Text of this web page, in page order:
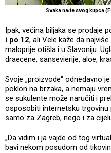
Svaka nađe svog kupca
Ipak, većina biljaka se prodaje
i po 12, ali Vele kaže da
maloprije otišla i u Slavoniju.
draecene, sansevierije, aloe,
Svoje „proizvode“ odnedavno
poklon na brzaka, a nemaju
se sukulente može naručiti i
osposobiti internetsku trgovinu
samo za Zagreb, nego i za
„Da vidim i ja vajde od tog
bavi nekom posudom od